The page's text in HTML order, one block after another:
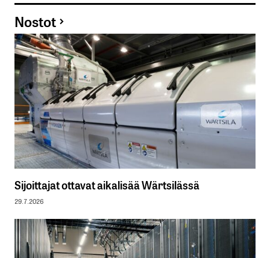
Nostot
Sijoittajat ottavat aikalisää Wärtsilässä
29.7.2026